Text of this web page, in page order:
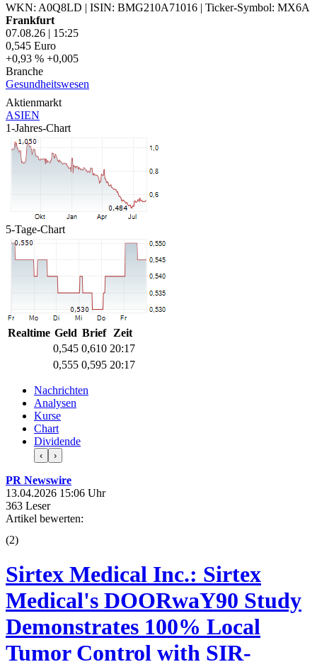
WKN: A0Q8LD | ISIN: BMG210A71016 | Ticker-Symbol: MX6A
Frankfurt
07.08.26 | 15:25
0,545 Euro
+0,93 % +0,005
Branche
Gesundheitswesen
Aktienmarkt
ASIEN
1-Jahres-Chart
5-Tage-Chart
Realtime Geld Brief
Zeit
0,545 0,610 20:17
0,555 0,595 20:17
Nachrichten
Analysen
Kurse
Chart
Dividende
‹ ›
PR Newswire
13.04.2026 15:06 Uhr
363 Leser
Artikel bewerten:
(2)
Sirtex Medical Inc.: Sirtex
Medical's DOORwaY90 Study
Demonstrates 100% Local
Tumor Control with SIR-